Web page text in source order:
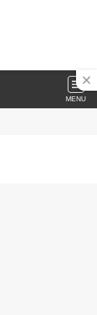
MENU